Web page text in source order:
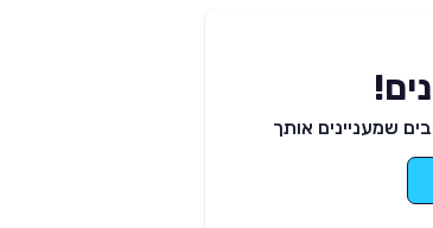
שמעניינים אותך